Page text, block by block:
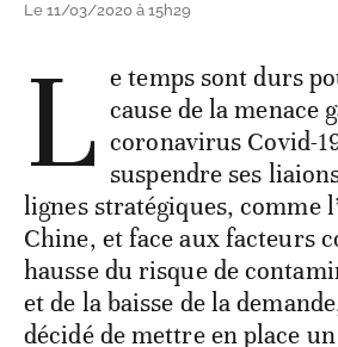
Le 11/03/2020 à 15h29
L e temps sont durs
cause de la menace
coronavirus Covid-
suspendre ses
lignes stratégiques, comme
Chine, et face aux facteurs
hausse du risque de
et de la baisse de la
décidé de mettre en place